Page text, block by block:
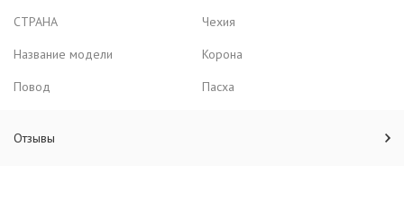
СТРАНА
Чехия
Название модели
Корона
Повод
Пасха
Отзывы